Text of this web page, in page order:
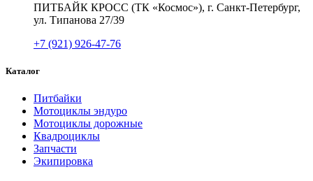
ПИТБАЙК КРОСС (ТК «Космос»), г. Санкт-Петербург,
ул. Типанова 27/39
+7 (921) 926-47-76
Каталог
Питбайки
Мотоциклы эндуро
Мотоциклы дорожные
Квадроциклы
Запчасти
Экипировка